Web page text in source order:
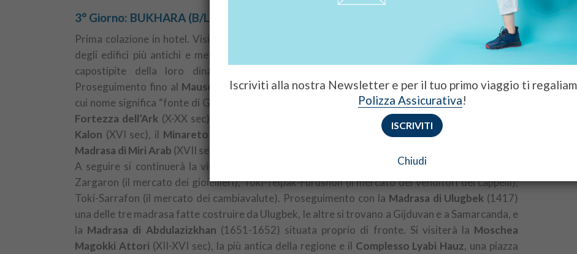
3° Giorno: BUKHARA (B/L/D)
Prima colazione in hotel. Visita di Bukhara iniziando dal
(IX-X sec), uno
degli edifici più antichi e meglio conservati della città, costruito dai Samanidi per celebrare il
capostipite della loro dinastia sepolto al suo interno insieme ad alcuni discendenti.
Proseguimento fino al Mausoleo Chashma Ayub(XII-XVI sec), costruito sopra una sorgente, il
cui nome significa “fonte di Giobbe”. A seguire si visiterà la Moschea Bolo Khauz (1712-1713), la
Fortezza dell’Ark (X-XX sec) e il complesso che include tre costruzioni: la
Kalon (XVI sec), il Minareto
(XII sec) alto 46 m e con fondamenta profonde 10 m, e la
Madrasa di Miri Arab (XVII sec.) con le sue luminose cupole azzurre. Pranzo in un ristorante locale.
A seguire si continuerà la visita della città con i
Mercati coperti di Bukhara
Zargaron (il mercato dei gioiellieri); Toki-Telpak-Furushon (il mercato dei venditori dei cappelli);
Toki-Sarrafon (il mercato dei cambiavalute). Proseguimento con la Madrasa di Ulugbek (1417)
una delle tre madrasa fatte costruire da Ulugbek, le altre si trovano a Gijduvan e a Samarcanda, e
la Madrasa di Abdulazizkhan (1651-1652) situata proprio di fronte. Si visiterà la Moschea
Magokki Attori (XII-XVI sec), la più antica della regione e il Complesso Lyabi Hauz, una piazza
Iscriviti alla nostra Newsletter e per il tuo primo viaggio ti
Polizza Assicurativa!
ISCRIVITI
Chiudi